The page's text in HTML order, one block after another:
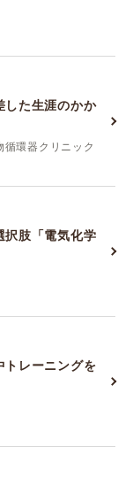
した生涯のかか
環器クリニック
択肢「電気化学
トレーニングを